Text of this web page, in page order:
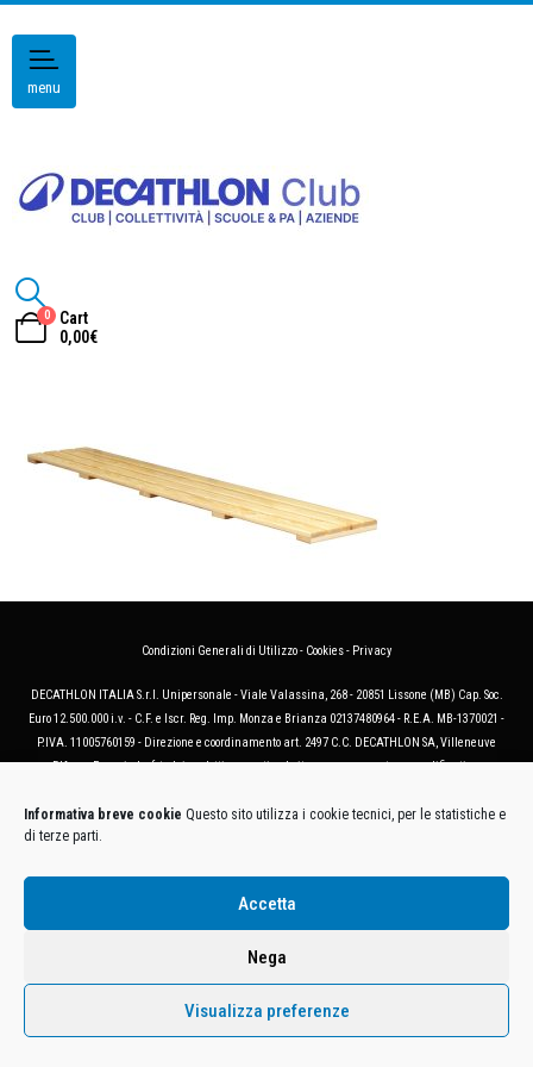
Informativa breve cookie Questo sito utilizza i cookie tecnici, per le statistiche e
di terze parti.
Accetta
Nega
Visualizza preferenze
menu
0
Cart
0,00€
Condizioni Generali di Utilizzo- Cookies- Privacy
DECATHLON ITALIA S.r.l. Unipersonale - Viale Valassina, 268 - 20851 Lissone (MB) Cap. Soc.
Euro 12.500.000 i.v. - C.F. e Iscr. Reg. Imp. Monza e Brianza 02137480964 - R.E.A. MB-1370021 -
P.IVA. 11005760159 - Direzione e coordinamento art. 2497 C.C. DECATHLON SA, Villeneuve
D'Ascq, Francia Le foto dei prodotti presenti sul sito sono puramente esemplificative.